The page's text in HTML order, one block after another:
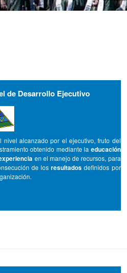
de Desarrollo Ejecutivo
nivel alcanzado por el ejecutivo, fruto del
obtenido mediante la educación
en el manejo de recursos, para
de losresultados definidos por